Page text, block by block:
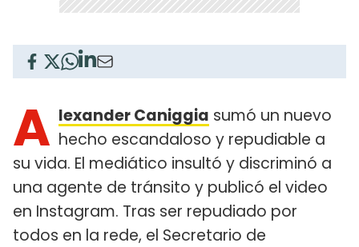
A lexander Caniggia sumó un nuevo
hecho escandaloso y repudiable a
su vida. El mediático insultó y discriminó a
una agente de tránsito y publicó el video
en Instagram. Tras ser repudiado por
todos en la rede, el Secretario de